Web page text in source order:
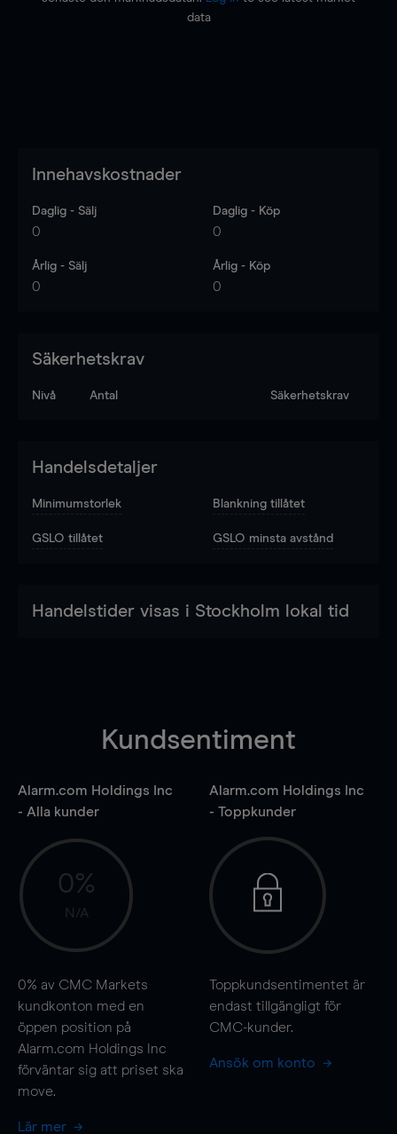
data
Innehavskostnader
Daglig - Sälj
0
Daglig - Köp
0
Årlig - Sälj
0
Årlig - Köp
0
Säkerhetskrav
Nivå Antal Säkerhetskrav
Handelsdetaljer
Minimumstorlek Blankning tillåtet
GSLO tillåtet GSLO minsta avstånd
Handelstider visas i Stockholm lokal tid
Kundsentiment
Alarm.com Holdings Inc
- Alla kunder
0%
N/A
0% av CMC Markets
kundkonton med en
öppen position på
Alarm.com Holdings Inc
förväntar sig att priset ska
move.
Lär mer
Alarm.com Holdings Inc
- Toppkunder
Toppkundsentimentet är
endast tillgängligt för
CMC-kunder.
Ansök om konto